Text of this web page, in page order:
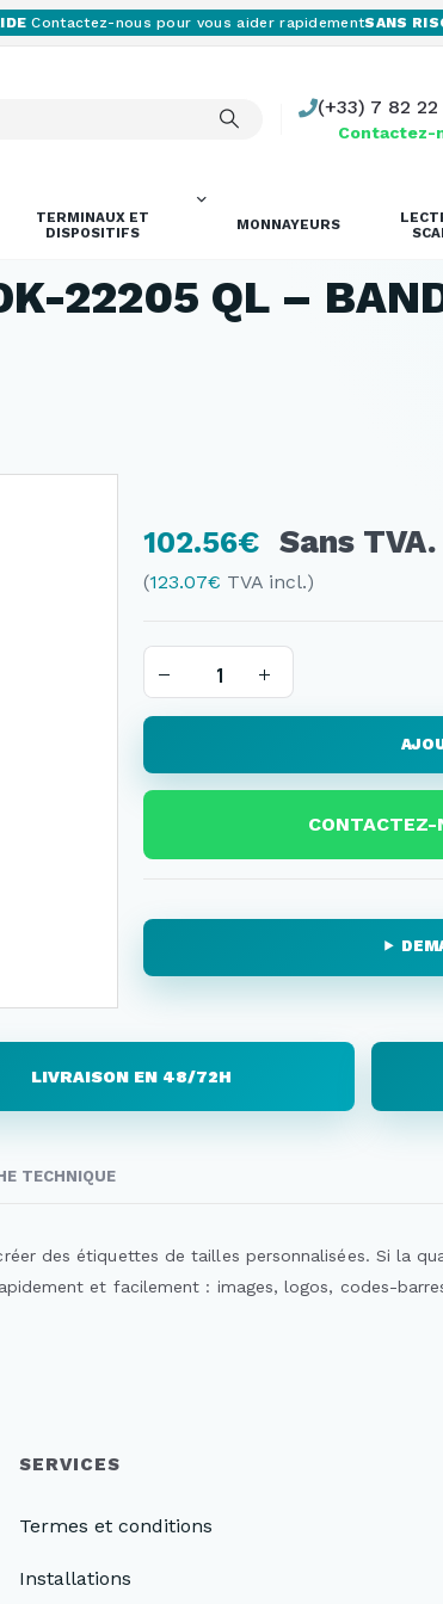
Contactez-nous pour vous aider rapidementSANS
(+33) 7 82
Contactez-
TERMINAUX ET
DISPOSITIFS
MONNAYEURS
22205 QL –
102.56€ Sans TVA.
(123.07€ TVA incl.)
CONTACTEZ-
LIVRAISON EN 48/72H
TECHNIQUE
des étiquettes de tailles personnalisées. Si la
et facilement : images, logos, codes-
SERVICES
Termes et conditions
Installations